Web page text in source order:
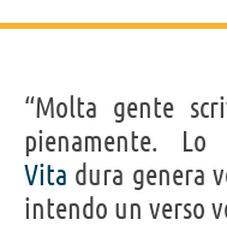
“Molta gente
pienamente.
Vita dura genera
intendo un verso